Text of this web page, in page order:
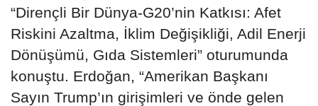
“Dirençli Bir Dünya-G20’nin Katkısı: Afet
Riskini Azaltma, İklim Değişikliği, Adil Enerji
Dönüşümü, Gıda Sistemleri” oturumunda
konuştu. Erdoğan, “Amerikan Başkanı
Sayın Trump’ın girişimleri ve önde gelen